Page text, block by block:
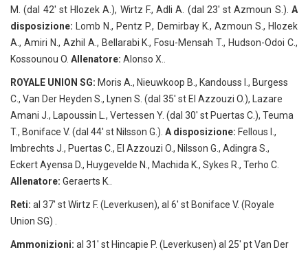
M. (dal 42′ st Hlozek A.), Wirtz F., Adli A. (dal 23′ st Azmoun S.). A
disposizione: Lomb N., Pentz P., Demirbay K., Azmoun S., Hlozek
A., Amiri N., Azhil A., Bellarabi K., Fosu-Mensah T., Hudson-Odoi C.,
Kossounou O. Allenatore: Alonso X..
ROYALE UNION SG: Moris A., Nieuwkoop B., Kandouss I., Burgess
C., Van Der Heyden S., Lynen S. (dal 35′ st El Azzouzi O.), Lazare
Amani J., Lapoussin L., Vertessen Y. (dal 30′ st Puertas C.), Teuma
T., Boniface V. (dal 44′ st Nilsson G.). A disposizione: Fellous I.,
Imbrechts J., Puertas C., El Azzouzi O., Nilsson G., Adingra S.,
Eckert Ayensa D., Huygevelde N., Machida K., Sykes R., Terho C.
Allenatore: Geraerts K..
Reti: al 37′ st Wirtz F. (Leverkusen), al 6′ st Boniface V. (Royale
Union SG) .
Ammonizioni: al 31′ st Hincapie P. (Leverkusen) al 25′ pt Van Der